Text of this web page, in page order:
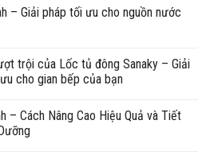
– Giải pháp tối ưu cho nguồn nước
trội của Lốc tủ đông Sanaky – Giải
cho gian bếp của bạn
– Cách Nâng Cao Hiệu Quả và Tiết